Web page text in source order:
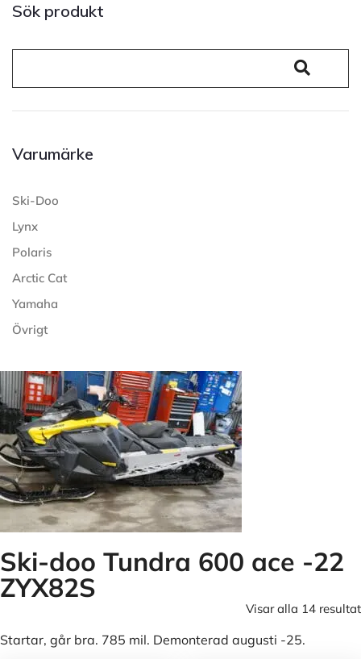
Sök produkt
Varumärke
Ski-Doo
Lynx
Polaris
Arctic Cat
Yamaha
Övrigt
Ski-doo Tundra 600 ace -22
ZYX82S
Visar alla 14 resultat
Startar, går bra. 785 mil. Demonterad augusti -25.